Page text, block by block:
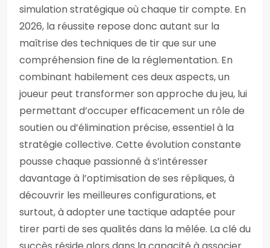
simulation stratégique où chaque tir compte. En
2026, la réussite repose donc autant sur la
maîtrise des techniques de tir que sur une
compréhension fine de la réglementation. En
combinant habilement ces deux aspects, un
joueur peut transformer son approche du jeu, lui
permettant d’occuper efficacement un rôle de
soutien ou d’élimination précise, essentiel à la
stratégie collective. Cette évolution constante
pousse chaque passionné à s’intéresser
davantage à l’optimisation de ses répliques, à
découvrir les meilleures configurations, et
surtout, à adopter une tactique adaptée pour
tirer parti de ses qualités dans la mêlée. La clé du